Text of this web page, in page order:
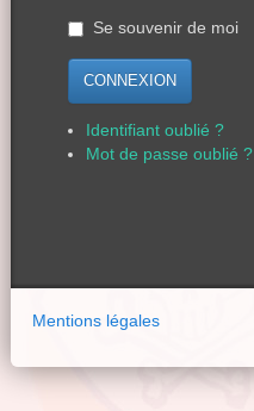
Se souvenir de moi
CONNEXION
Identifiant oublié ?
Mot de passe oublié ?
Mentions légales